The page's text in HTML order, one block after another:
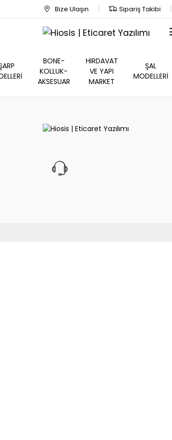
Bize Ulaşın Sipariş Takibi
BONE-
KOLLUK-
AKSESUAR
HIRDAVAT
VE YAPI
MARKET
ŞAL
MODELLERİ